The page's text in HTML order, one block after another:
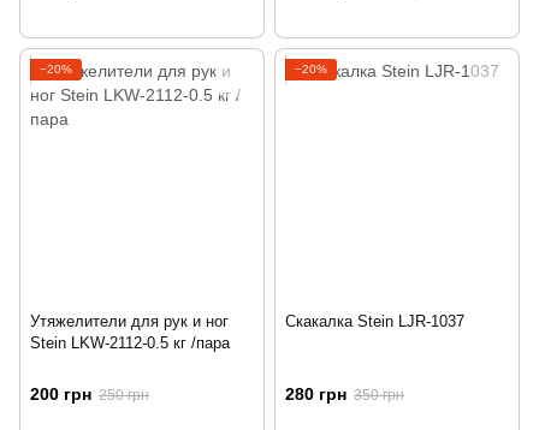
−20%
Утяжелители для рук и ног
Stein LKW-2112-0.5 кг /пара
200 грн 250 грн
−20%
Скакалка Stein LJR-1037
280 грн 350 грн